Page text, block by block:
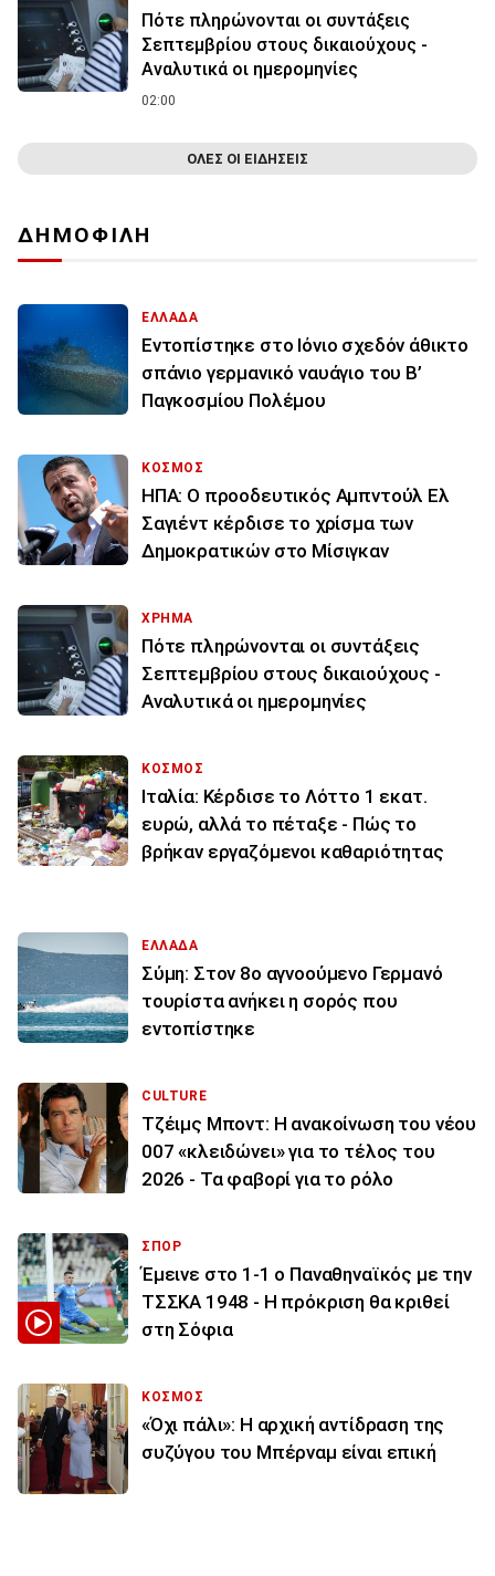
Πότε πληρώνονται οι συντάξεις
Σεπτεμβρίου στους δικαιούχους -
Αναλυτικά οι ημερομηνίες
02:00
ΟΛΕΣ ΟΙ ΕΙΔΗΣΕΙΣ
ΔΗΜΟΦΙΛΗ
ΕΛΛΑΔΑ
Εντοπίστηκε στο Ιόνιο σχεδόν άθικτο
σπάνιο γερμανικό ναυάγιο του Β’
Παγκοσμίου Πολέμου
ΚΟΣΜΟΣ
ΗΠΑ: Ο προοδευτικός Αμπντούλ Ελ
Σαγιέντ κέρδισε το χρίσμα των
Δημοκρατικών στο Μίσιγκαν
ΧΡΗΜΑ
Πότε πληρώνονται οι συντάξεις
Σεπτεμβρίου στους δικαιούχους -
Αναλυτικά οι ημερομηνίες
ΚΟΣΜΟΣ
Ιταλία: Κέρδισε το Λόττο 1 εκατ.
ευρώ, αλλά το πέταξε - Πώς το
βρήκαν εργαζόμενοι καθαριότητας
ΕΛΛΑΔΑ
Σύμη: Στον 8ο αγνοούμενο Γερμανό
τουρίστα ανήκει η σορός που
εντοπίστηκε
CULTURE
Τζέιμς Μποντ: Η ανακοίνωση του νέου
007 «κλειδώνει» για το τέλος του
2026 - Τα φαβορί για το ρόλο
ΣΠΟΡ
Έμεινε στο 1-1 ο Παναθηναϊκός με την
ΤΣΣΚΑ 1948 - Η πρόκριση θα κριθεί
στη Σόφια
ΚΟΣΜΟΣ
«Όχι πάλι»: Η αρχική αντίδραση της
συζύγου του Μπέρναμ είναι επική